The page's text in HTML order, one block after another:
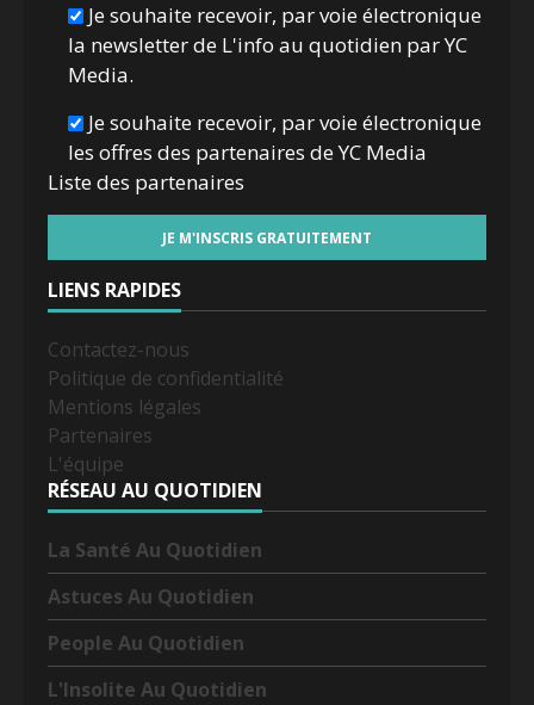
Je souhaite recevoir, par voie électronique
la newsletter de L'info au quotidien par YC
Media.
Je souhaite recevoir, par voie électronique
les offres des partenaires de YC Media
Liste des partenaires
LIENS RAPIDES
Contactez-nous
Politique de confidentialité
Mentions légales
Partenaires
L'équipe
RÉSEAU AU QUOTIDIEN
La Santé Au Quotidien
Astuces Au Quotidien
People Au Quotidien
L'Insolite Au Quotidien